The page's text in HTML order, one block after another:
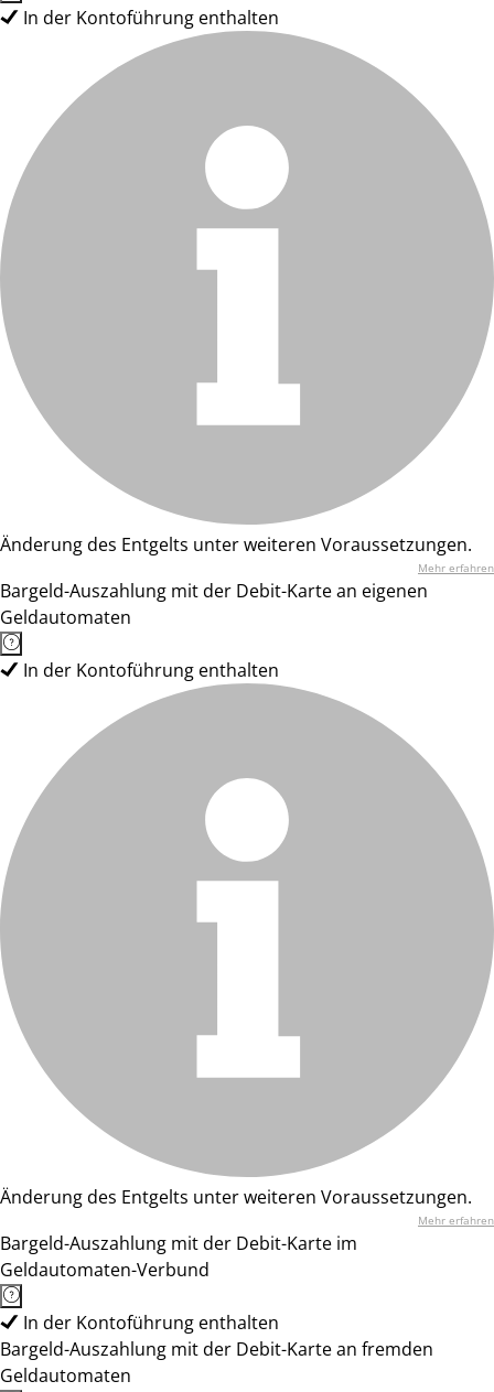
In der Kontoführung enthalten
Änderung des Entgelts unter weiteren Voraussetzungen.
Mehr erfahren
Bargeld-Auszahlung mit der Debit-Karte an eigenen
Geldautomaten
In der Kontoführung enthalten
Änderung des Entgelts unter weiteren Voraussetzungen.
Mehr erfahren
Bargeld-Auszahlung mit der Debit-Karte im
Geldautomaten-Verbund
In der Kontoführung enthalten
Bargeld-Auszahlung mit der Debit-Karte an fremden
Geldautomaten